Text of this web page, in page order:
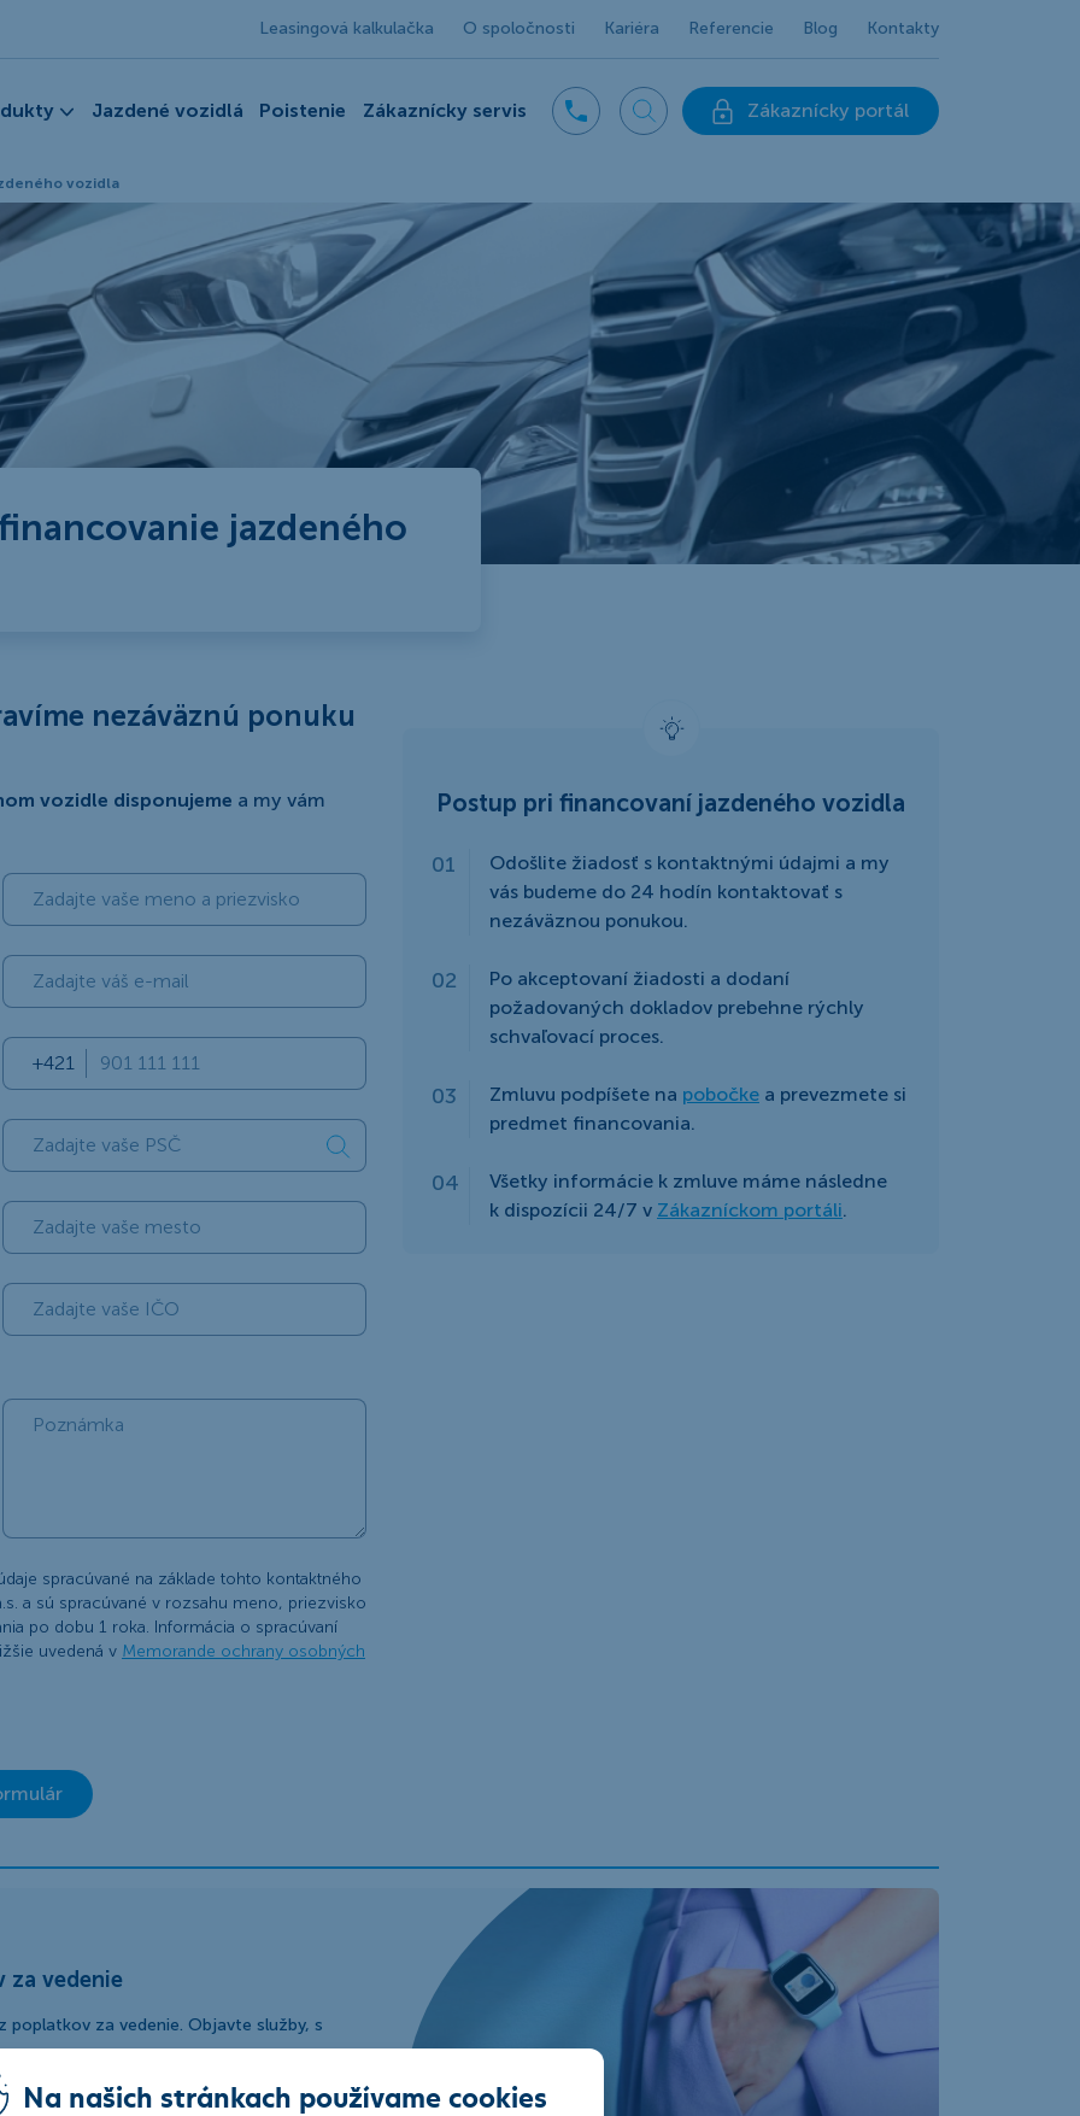
Jazdené vozidlá Poistenie Zákaznícky servis Zákaznícky portál
Leasingová kalkulačka O spoločnosti Kariéra Referencie Blog Kontakty
vozidla
jazdeného
nezáväznú ponuku
vozidle disponujeme a my vám
spracúvané na základe tohto kontaktného
a sú spracúvané v rozsahu meno, priezvisko
po dobu 1 roka. Informácia o spracúvaní
uvedená v Memorande ochrany osobných
Postup pri financovaní jazdeného vozidla
Odošlite žiadosť s kontaktnými údajmi a my
vás budeme do 24 hodín kontaktovať s
nezáväznou ponukou.
Po akceptovaní žiadosti a dodaní
požadovaných dokladov prebehne rýchly
schvaľovací proces.
Zmluvu podpíšete na pobočke a prevezmete si
predmet financovania.
Všetky informácie k zmluve máme následne
k dispozícii 24/7 v Zákazníckom portáli.
za vedenie
za vedenie. Objavte služby, s
Na našich stránkach používame cookies